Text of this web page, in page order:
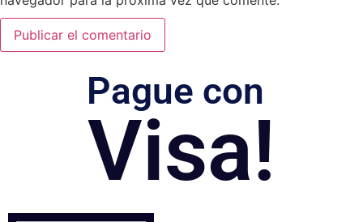
Pague con
Visa!